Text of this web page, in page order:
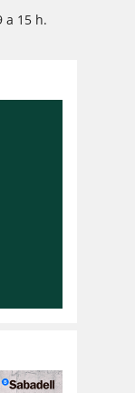
a 15 h.